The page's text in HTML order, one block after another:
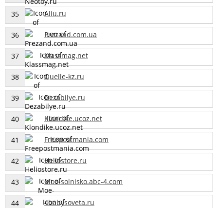
35 Aliu.ru
36 Prezand.com.ua
37 Klassmag.net
38 Quelle-kz.ru
39 Dezabilye.ru
40 Klondike.ucoz.net
41 Freepostmania.com
42 Heliostore.ru
43 Moe-solnisko.abc-4.com
44 4babysoveta.ru